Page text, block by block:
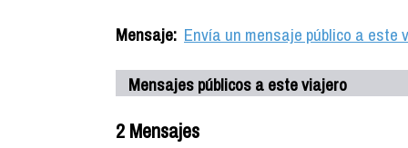
Mensaje: Envía un mensaje público a este
Mensajes públicos a este viajero
2 Mensajes